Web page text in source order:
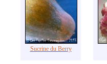
Sucrine du Berry